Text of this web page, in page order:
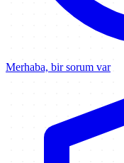
Merhaba, bir sorum var